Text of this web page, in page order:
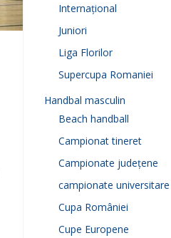
Internațional
Juniori
Liga Florilor
Supercupa Romaniei
Handbal masculin
Beach handball
Campionat tineret
Campionate județene
campionate universitare
Cupa României
Cupe Europene